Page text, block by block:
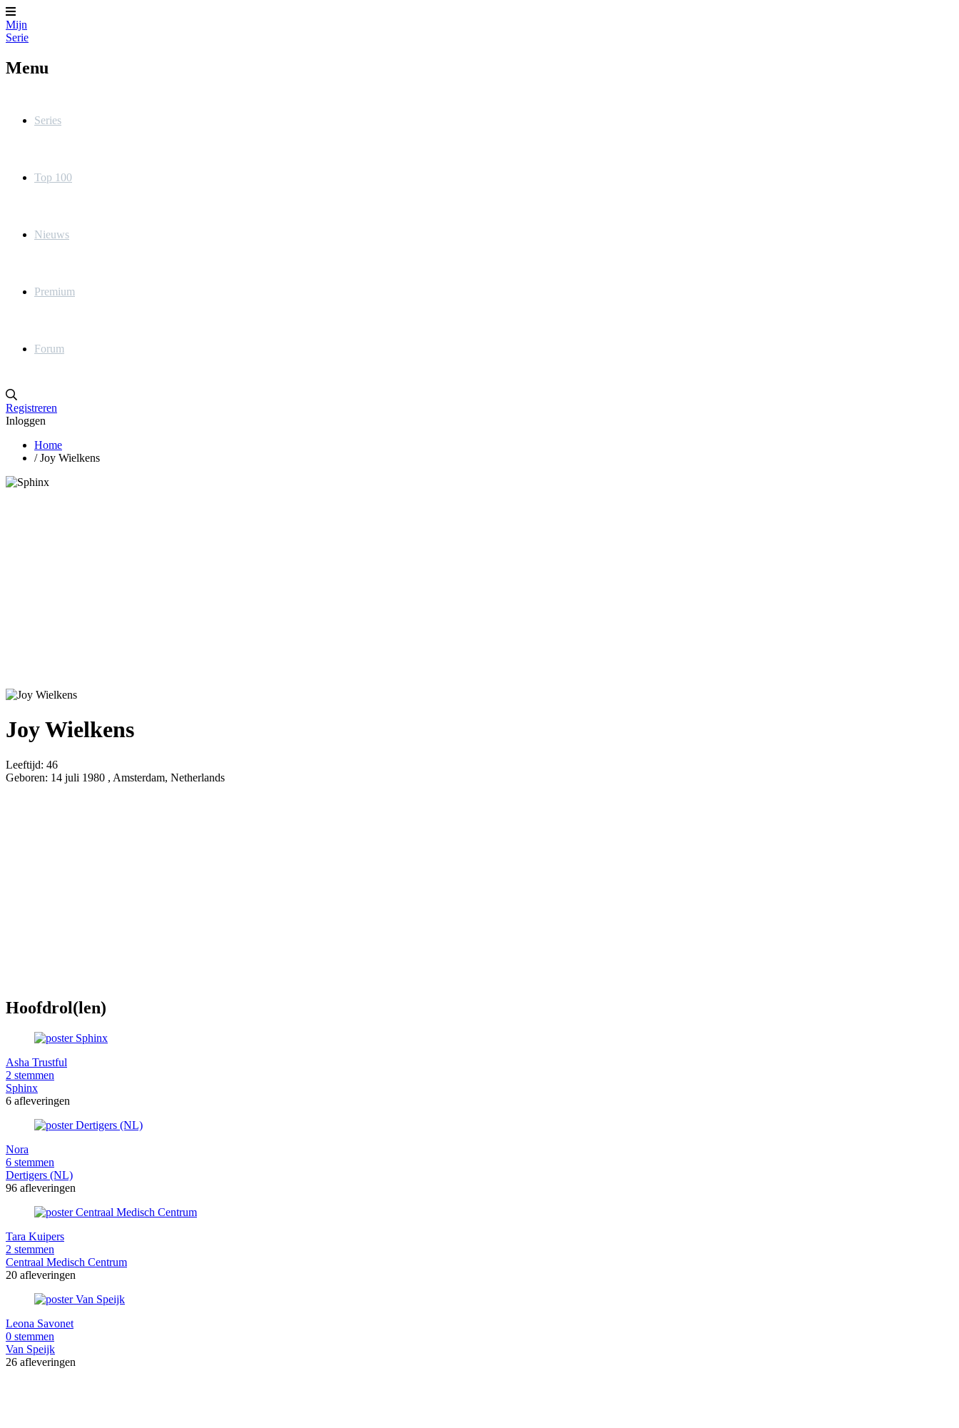
Mijn
Serie
Menu
Series
Top 100
Nieuws
Premium
Forum
Registreren
Inloggen
Home
/ Joy Wielkens
Joy Wielkens
Leeftijd: 46
Geboren: 14 juli 1980 , Amsterdam, Netherlands
Hoofdrol(len)
Asha Trustful
2 stemmen
Sphinx
6 afleveringen
Nora
6 stemmen
Dertigers (NL)
96 afleveringen
Tara Kuipers
2 stemmen
Centraal Medisch Centrum
20 afleveringen
Leona Savonet
0 stemmen
Van Speijk
26 afleveringen